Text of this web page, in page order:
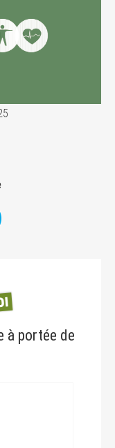
à portée de